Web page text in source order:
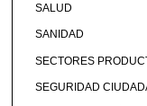
SALUD
SANIDAD
SECTORES
SEGURIDAD